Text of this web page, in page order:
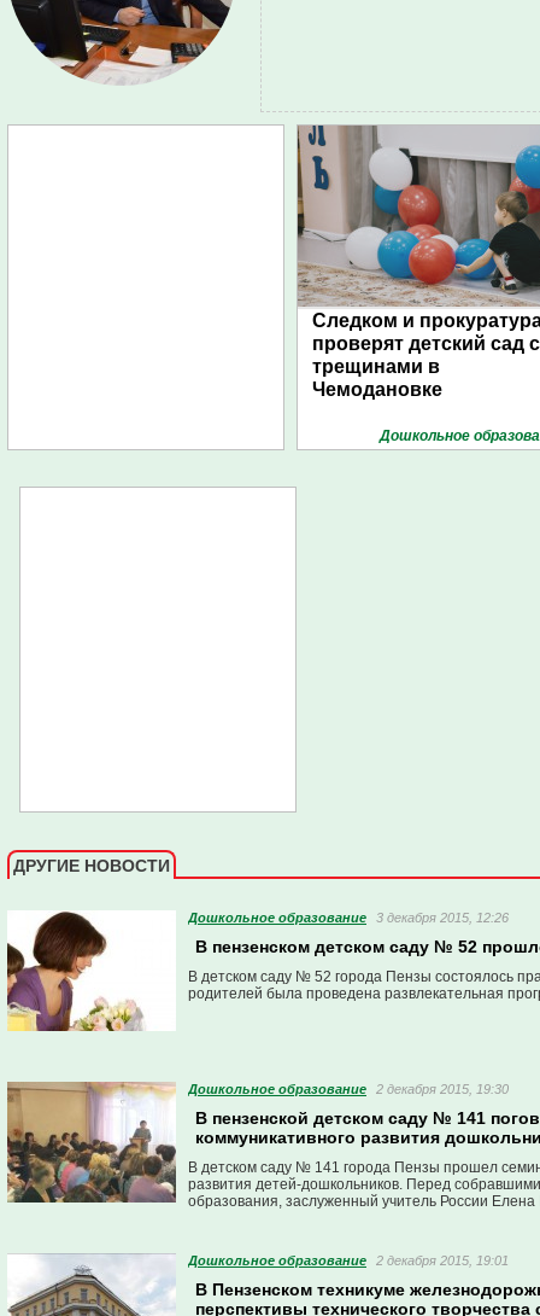
Следком и
проверят детский сад с
трещинами в
Чемодановке
Дошкольное
ДРУГИЕ НОВОСТИ
Дошкольное образование 3 декабря 2015, 12:26
В пензенском детском саду № 52
В детском саду № 52 города Пензы состоялось
родителей была проведена развлекательная
Дошкольное образование 2 декабря 2015, 19:30
В пензенской детском саду № 141
коммуникативного развития
В детском саду № 141 города Пензы прошел
развития детей-дошкольников. Перед
образования, заслуженный учитель России Елена
Дошкольное образование 2 декабря 2015, 19:01
В Пензенском техникуме
перспективы технического творчества